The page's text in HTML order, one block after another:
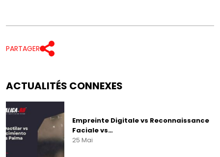
PARTAGER
ACTUALITÉS CONNEXES
Empreinte Digitale vs Reconnaissance
Faciale vs…
25 Mai